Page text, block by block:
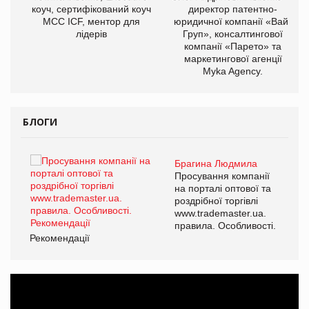
коуч, сертифікований коуч
МСС ICF, ментор для
лідерів
директор патентно-
юридичної компанії «Вайз
Груп», консалтингової
компанії «Парето» та
маркетингової агенції
Myka Agency.
БЛОГИ
Брагина Людмила
Просування компанії
на порталі оптової та
роздрібної торгівлі
www.trademaster.ua.
правила. Особливості.
Рекомендації